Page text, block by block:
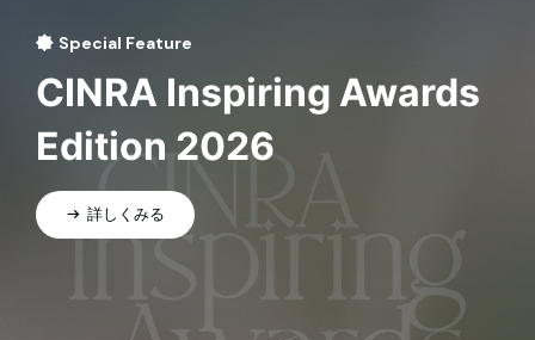
Special Feature
CINRA Inspiring Awards
Edition 2026
詳しくみる